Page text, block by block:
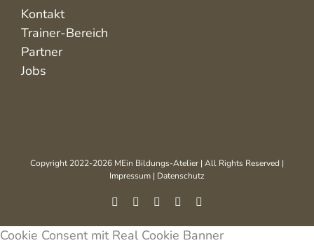
Kontakt
Trainer-Bereich
Partner
Jobs
Copyright 2022-2026 MEin Bildungs-Atelier | All Rights Reserved |
Impressum | Datenschutz
FacebookInstagram
Xing LinkedIn
Cookie Consent mit Real Cookie Banner